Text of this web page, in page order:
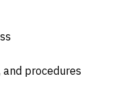
procedures